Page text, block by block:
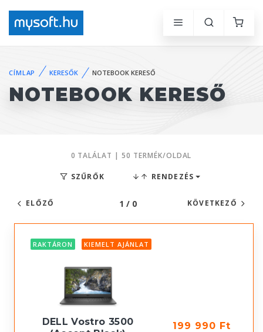
CÍMLAP KERESŐK NOTEBOOK KERESŐ
NOTEBOOK KERESŐ
0 TALÁLAT | 50 TERMÉK/OLDAL
SZŰRŐK RENDEZÉS
ELŐZŐ 1 / 0 KÖVETKEZŐ
RAKTÁRON KIEMELT AJÁNLAT
DELL Vostro 3500
199 990 Ft